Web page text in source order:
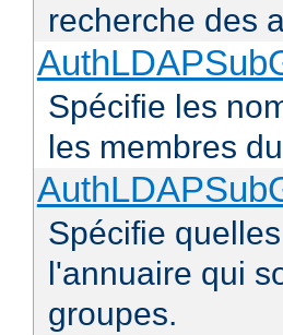
recherche des
Spécifie les
les membres
Spécifie
l'annuaire qui
groupes.